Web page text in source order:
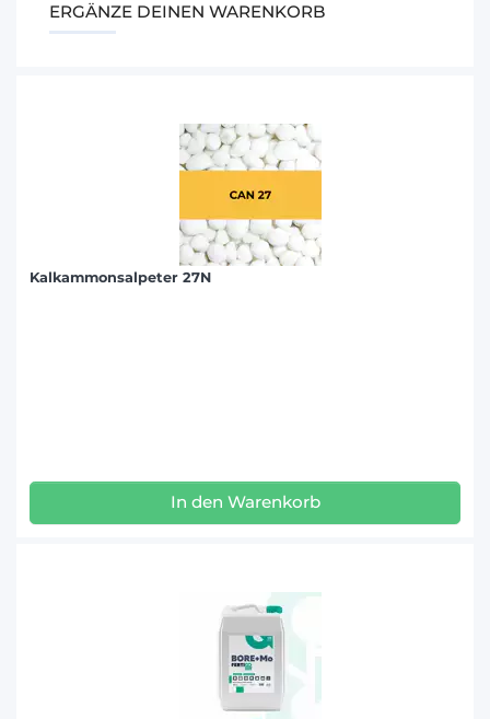
ERGÄNZE DEINEN WARENKORB
Kalkammonsalpeter 27N
In den Warenkorb